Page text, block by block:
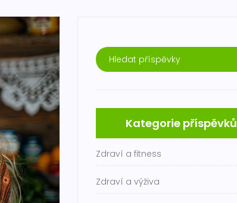
Kategorie příspěvků
Zdraví a fitness
Zdraví a výživa